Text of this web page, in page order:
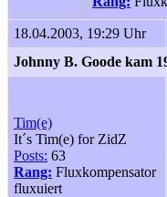
18.04.2003, 19:29 Uhr
Johnny B. Goode kam
Tim(e)
It´s Tim(e) for ZidZ
Posts: 63
Rang: Fluxkompensator
fluxuiert